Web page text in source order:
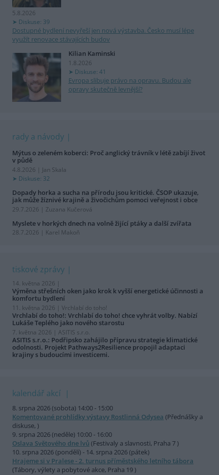
5.8.2026
Diskuse: 39
Dostupné bydlení nevyřeší jen nová výstavba. Česko musí lépe
využít renovace stávajících budov
Kilian Kaminski
1.8.2026
Diskuse: 41
Evropa slibuje právo na opravu. Budou ale
opravy skutečně levnější?
rady a návody
Mýtus o zeleném koberci: Proč anglický trávník v létě zabíjí život
v půdě
4.8.2026 | Jan Skala
Diskuse: 32
Dopady horka a sucha na přírodu jsou kritické. ČSOP ukazuje,
jak může žíznivé krajině a živočichům pomoci veřejnost i obce
29.7.2026 | Zuzana Kučerová
Myslete v horkých dnech na volně žijící ptáky a další zvířata
28.7.2026 | Karel Makoň
tiskové zprávy
14. května 2026 |
Výměna střešních oken jako krok k vyšší energetické účinnosti a
komfortu bydlení
11. května 2026 | Vrchlabí do toho!
Vrchlabí do toho!: Vrchlabí do toho! chce vyhrát volby. Nabízí
Lukáše Teplého jako nového starostu
7. května 2026 | ASITIS s.r.o.
ASITIS s.r.o.: Podřipsko zahájilo přípravu strategie klimatické
odolnosti. Projekt Pathways2Resilience propojil adaptaci
krajiny s budoucími investicemi.
kalendář akcí
8. srpna 2026 (sobota) 14:00 - 15:00
Komentované prohlídky výstavy Rostlinná Odysea (Přednášky a
diskuse, )
9. srpna 2026 (neděle) 10:00 - 16:00
Oslava Světového dne lvů (Festivaly a slavnosti, Praha 7 )
10. srpna 2026 (pondělí) - 14. srpna 2026 (pátek)
Hrajeme si v Pralese - 2. turnus příměstského letního tábora
(Tábory, výlety a pobytové akce, Praha 19 )